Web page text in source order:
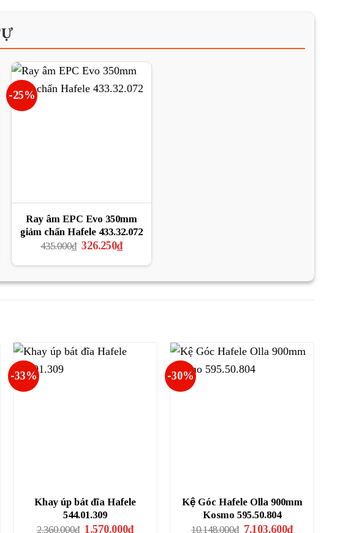
-25%
Ray âm EPC Evo 350mm
giảm chấn Hafele 433.32.072
435.000₫ Giá
là:
326.250₫Giá
hiện
tại
326.250₫.
-33%
Khay úp bát đĩa Hafele
544.01.309
2.360.000₫ Giá
1.570.000₫Giá
-30%
Kệ Góc Hafele Olla 900mm
Kosmo 595.50.804
10.148.000₫ Giá
7.103.600₫Giá